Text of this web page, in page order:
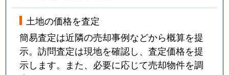
土地の価格を査定
簡易査定は近隣の売却事例などから概算を提
示。訪問査定は現地を確認し、査定価格を提
示します。また、必要に応じて売却物件を調